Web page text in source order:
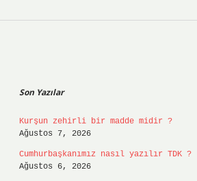
Son Yazılar
Kurşun zehirli bir madde midir ?
Ağustos 7, 2026
Cumhurbaşkanımız nasıl yazılır TDK ?
Ağustos 6, 2026